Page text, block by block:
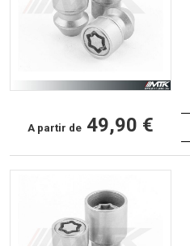
A partir de 49,90 €